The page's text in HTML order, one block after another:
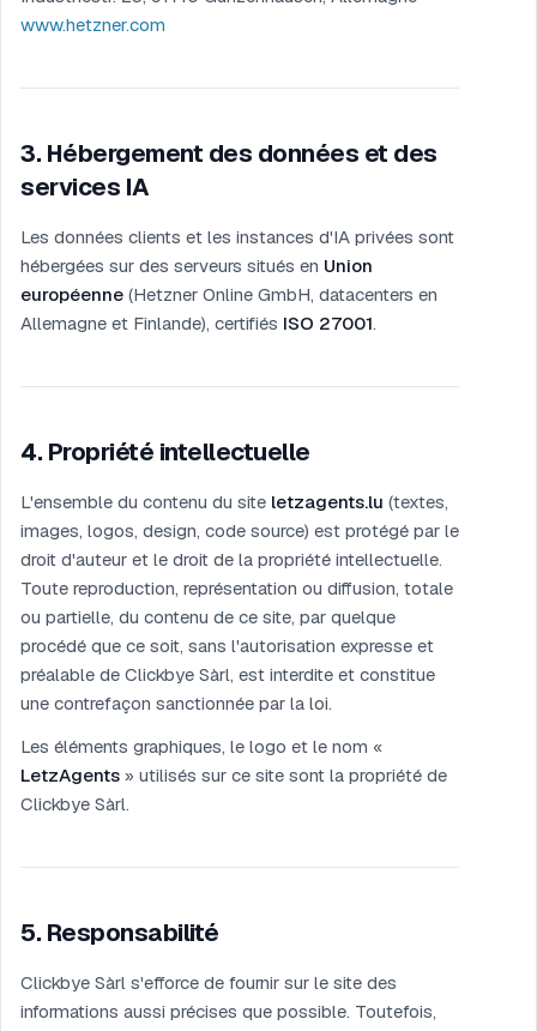
www.hetzner.com
3. Hébergement des données et des
services IA
Les données clients et les instances d'IA privées sont
hébergées sur des serveurs situés en Union
européenne (Hetzner Online GmbH, datacenters en
Allemagne et Finlande), certifiés ISO 27001.
4. Propriété intellectuelle
L'ensemble du contenu du site letzagents.lu (textes,
images, logos, design, code source) est protégé par le
droit d'auteur et le droit de la propriété intellectuelle.
Toute reproduction, représentation ou diffusion, totale
ou partielle, du contenu de ce site, par quelque
procédé que ce soit, sans l'autorisation expresse et
préalable de Clickbye Sàrl, est interdite et constitue
une contrefaçon sanctionnée par la loi.
Les éléments graphiques, le logo et le nom «
LetzAgents » utilisés sur ce site sont la propriété de
Clickbye Sàrl.
5. Responsabilité
Clickbye Sàrl s'efforce de fournir sur le site des
informations aussi précises que possible. Toutefois,